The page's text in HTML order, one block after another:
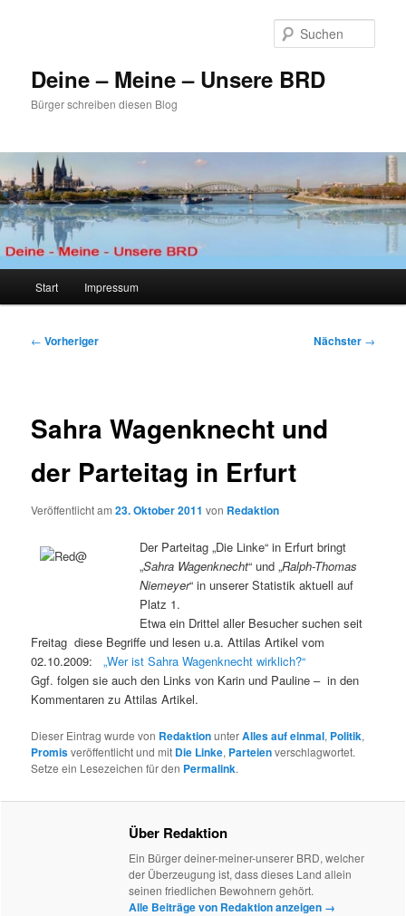
Deine – Meine – Unsere BRD
Bürger schreiben diesen Blog
Start Impressum
Beitragsnavigation
← Vorheriger Nächster →
Sahra Wagenknecht und
der Parteitag in Erfurt
Veröffentlicht am23. Oktober 2011 von Redaktion
Der Parteitag „Die Linke“ in Erfurt bringt
„Sahra Wagenknecht“ und „Ralph-Thomas
Niemeyer“ in unserer Statistik aktuell auf
Platz 1.
Etwa ein Drittel aller Besucher suchen seit
Freitag diese Begriffe und lesen u.a. Attilas Artikel vom
02.10.2009:„Wer ist Sahra Wagenknecht wirklich?“
Ggf. folgen sie auch den Links von Karin und Pauline – in den
Kommentaren zu Attilas Artikel.
Dieser Eintrag wurde von RedaktionunterAlles auf einmal, Politik,
Promisveröffentlicht und mit Die Linke, Parteienverschlagwortet.
Setze ein Lesezeichen für den Permalink.
Über Redaktion
Ein Bürger deiner-meiner-unserer BRD, welcher
der Überzeugung ist, dass dieses Land allein
seinen friedlichen Bewohnern gehört.
Alle Beiträge von Redaktion anzeigen →